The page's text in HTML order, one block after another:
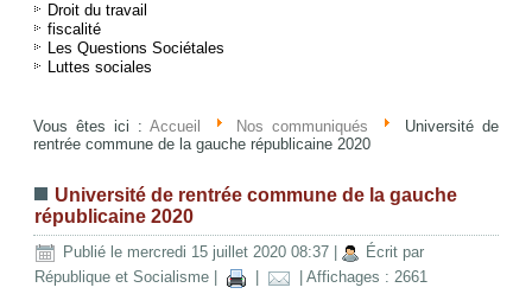
Droit du travail
fiscalité
Les Questions Sociétales
Luttes sociales
Vous êtes ici : Accueil Nos communiqués
Université de
rentrée commune de la gauche républicaine 2020
Université de rentrée commune de la gauche
républicaine 2020
Publié le mercredi 15 juillet 2020 08:37
Écrit par
République et Socialisme
| Affichages : 2661